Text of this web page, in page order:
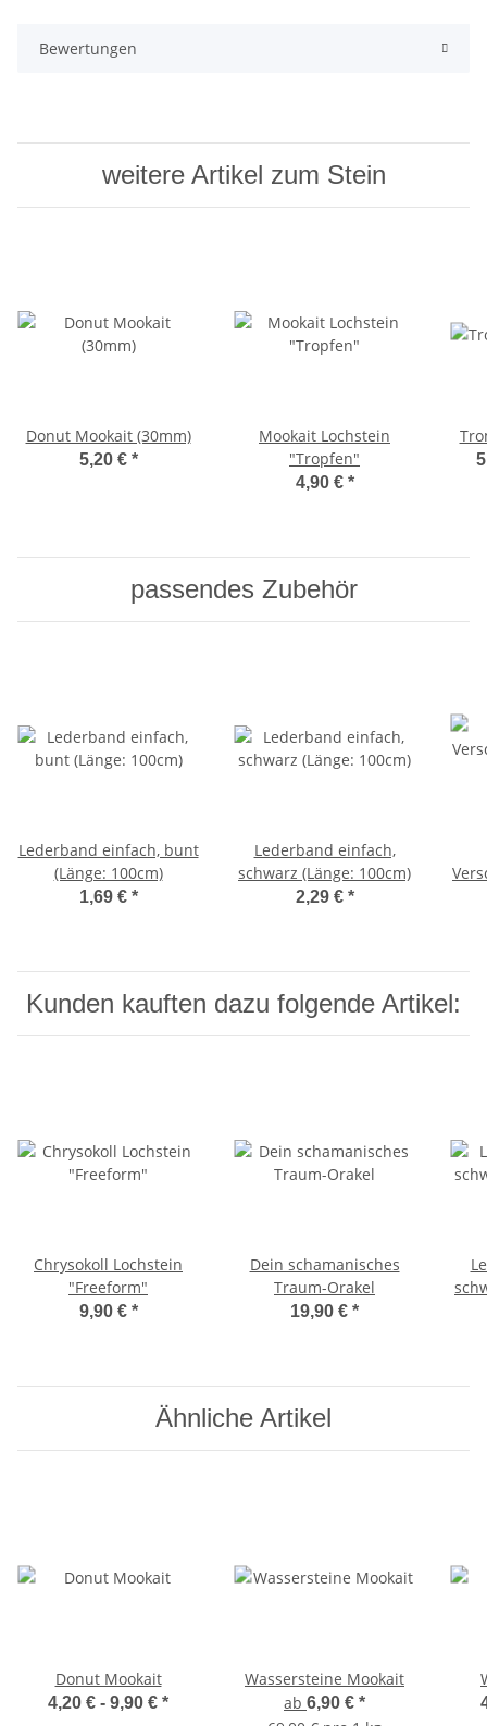
Bewertungen
weitere Artikel zum Stein
Donut Mookait (30mm)
5,20 € *
Mookait Lochstein
"Tropfen"
4,90 € *
passendes Zubehör
Lederband einfach, bunt
(Länge: 100cm)
1,69 € *
Lederband einfach,
schwarz (Länge: 100cm)
2,29 € *
Kunden kauften dazu folgende Artikel:
Chrysokoll Lochstein
"Freeform"
9,90 € *
Dein schamanisches
Traum-Orakel
19,90 € *
Ähnliche Artikel
Donut Mookait
4,20 € - 9,90 € *
Wassersteine Mookait
ab 6,90 € *